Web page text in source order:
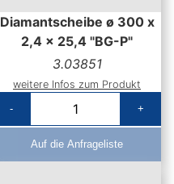
Diamantscheibe ø 300 x
2,4 x 25,4 "BG-P"
3.03851
weitere Infos zum Produkt
-
+
Auf die Anfrageliste